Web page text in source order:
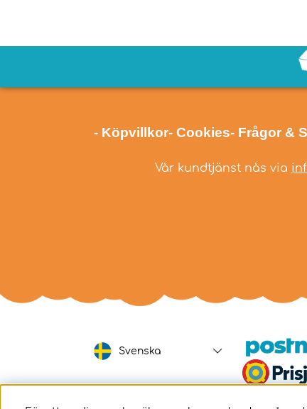
- Köpvillkor- Cookies- Frågor &
Vår kundtjänst nås via
Svenska